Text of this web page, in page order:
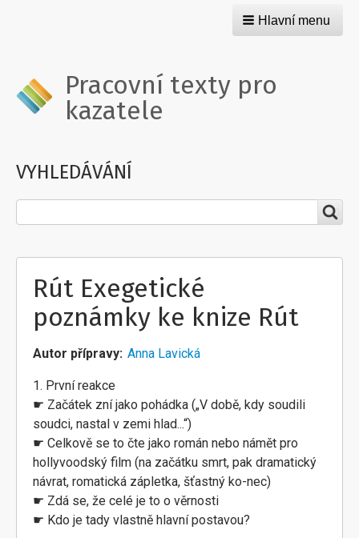
Hlavní menu
Pracovní texty pro
kazatele
VYHLEDÁVÁNÍ
Rút Exegetické
poznámky ke knize Rút
Autor přípravy Anna Lavická
1. První reakce
☛ Začátek zní jako pohádka („V době, kdy soudili
soudci, nastal v zemi hlad...“)
☛ Celkově se to čte jako román nebo námět pro
hollyvoodský film (na začátku smrt, pak dramatický
návrat, romatická zápletka, šťastný ko-nec)
☛ Zdá se, že celé je to o věrnosti
☛ Kdo je tady vlastně hlavní postavou?